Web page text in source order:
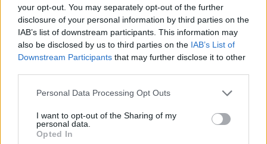
your opt-out. You may separately opt-out of the further
disclosure of your personal information by third parties on the
IAB’s list of downstream participants. This information may
also be disclosed by us to third parties on the IAB’s List of
Downstream Participants that may further disclose it to other
Personal Data Processing Opt Outs
I want to opt-out of the Sharing of my
personal data.
Opted In
COMMENTS
Συνδεθείτε για να σχολιάσετε
LATEST NEWS
SUPER LEAGUE